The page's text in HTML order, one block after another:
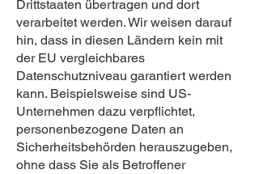
Drittstaaten übertragen und dort
verarbeitet werden. Wir weisen darauf
hin, dass in diesen Ländern kein mit
der EU vergleichbares
Datenschutzniveau garantiert werden
kann. Beispielsweise sind US-
Unternehmen dazu verpflichtet,
personenbezogene Daten an
Sicherheitsbehörden herauszugeben,
ohne dass Sie als Betroffener